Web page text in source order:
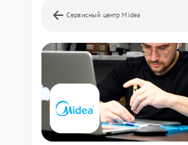
Сервисный центр Midea